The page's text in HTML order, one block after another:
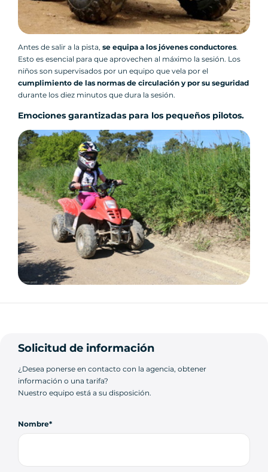
Antes de salir a la pista, se equipa a los jóvenes conductores.
Esto es esencial para que aprovechen al máximo la sesión. Los
niños son supervisados por un equipo que vela por el
cumplimiento de las normas de circulación y por su seguridad
durante los diez minutos que dura la sesión.
Emociones garantizadas para los pequeños pilotos.
Solicitud de información
¿Desea ponerse en contacto con la agencia, obtener
información o una tarifa?
Nuestro equipo está a su disposición.
Nombre